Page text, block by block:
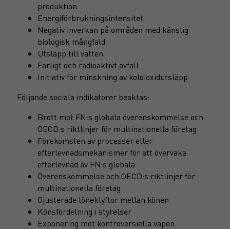
produktion
Energiförbrukningsintensitet
Negativ inverkan på områden med känslig
biologisk mångfald
Utsläpp till vatten
Farligt och radioaktivt avfall
Initiativ för minskning av koldioxidutsläpp
Följande sociala indikatorer beaktas:
Brott mot FN:s globala överenskommelse och
OECD:s riktlinjer för multinationella företag
Förekomsten av processer eller
efterlevnadsmekanismer för att övervaka
efterlevnad av FN:s globala
Överenskommelse och OECD:s riktlinjer för
multinationella företag
Ojusterade löneklyftor mellan könen
Könsfördelning i styrelser
Exponering mot kontroversiella vapen